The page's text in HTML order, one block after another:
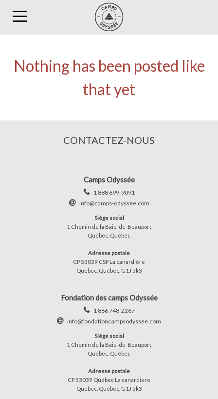
Toggle
Nothing has been posted like
that yet
CONTACTEZ-NOUS
Camps Odyssée
1 888 699-9091
info@camps-odyssee.com
Siège social
1 Chemin de la Baie-de-Beauport
Québec, Québec
Adresse postale
CP 53039 CSP La canardière
Québec, Québec, G1J 5k3
Fondation des camps Odyssée
1 866 748-2267
info@fondationcampsodyssee.com
Siège social
1 Chemin de la Baie-de-Beauport
Québec, Québec
Adresse postale
CP 53039 Québec La canardière
Québec, Québec, G1J 5k3